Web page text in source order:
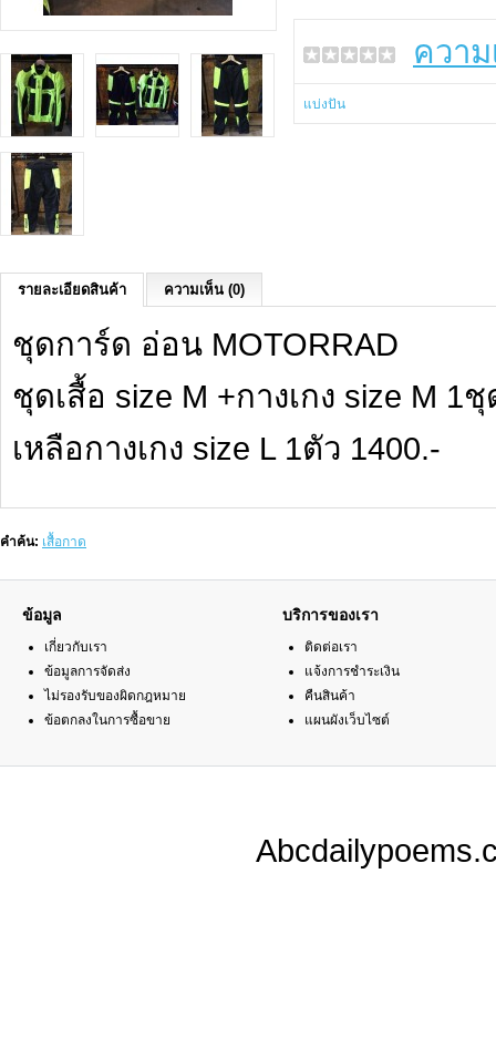
ควา
แบ่งปัน
รายละเอียดสินค้า ความเห็น (0)
ชุดการ์ด อ่อน MOTORRAD
ชุดเสื้อ size M +กางเกง size M 1
เหลือกางเกง size L 1ตัว 1400.-
คำค้น: เสื้อกาด
ข้อมูล
เกี่ยวกับเรา
ข้อมูลการจัดส่ง
ไม่รองรับของผิดกฎหมาย
ข้อตกลงในการซื้อขาย
บริการของเรา
ติดต่อเรา
แจ้งการชำระเงิน
คืนสินค้า
แผนผังเว็บไซต์